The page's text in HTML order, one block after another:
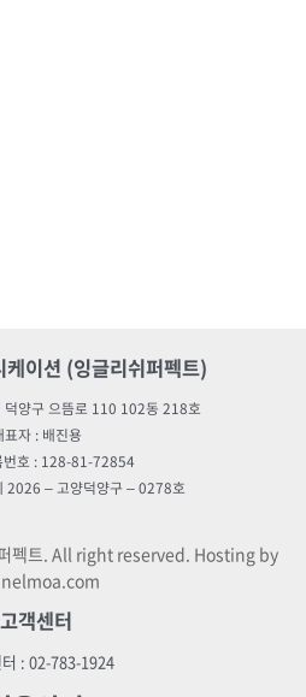
이션 (잉글리쉬퍼펙트)
덕양구 으뜸로 110 102동 218호
표자 : 배진용
번호 : 128-81-72854
2026 – 고양덕양구 – 0278호
펙트. All right reserved. Hosting by
고객센터
: 02-783-1924